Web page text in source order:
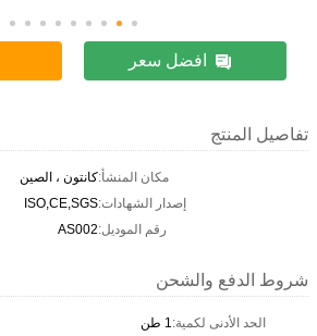
افضل سعر
تفاصيل المنتج
مكان المنشأ:كانتون ، الصين
إصدار الشهادات:ISO,CE,SGS
رقم الموديل:AS002
شروط الدفع والشحن
الحد الأدنى لكمية:1 طن